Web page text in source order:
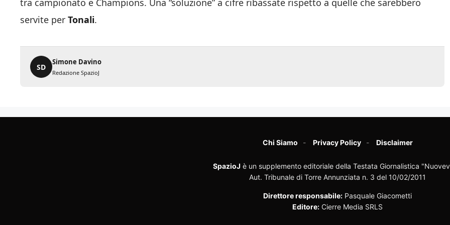
tra campionato e Champions. Una “soluzione” a cifre ribassate rispetto a quelle che sarebbero
servite per Tonali.
SD
Simone Davino
Redazione SpazioJ
Chi Siamo Privacy Policy Disclaimer
SpazioJ è un supplemento editoriale della Testata Giornalistica
Aut. Tribunale di Torre Annunziata n. 3 del 10/02/2011
Direttore responsabile: Pasquale Giacometti
Editore: Cierre Media SRLS